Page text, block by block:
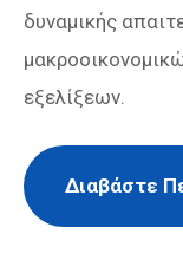
δυναμικής
εξελίξεων.
Διαβάστε